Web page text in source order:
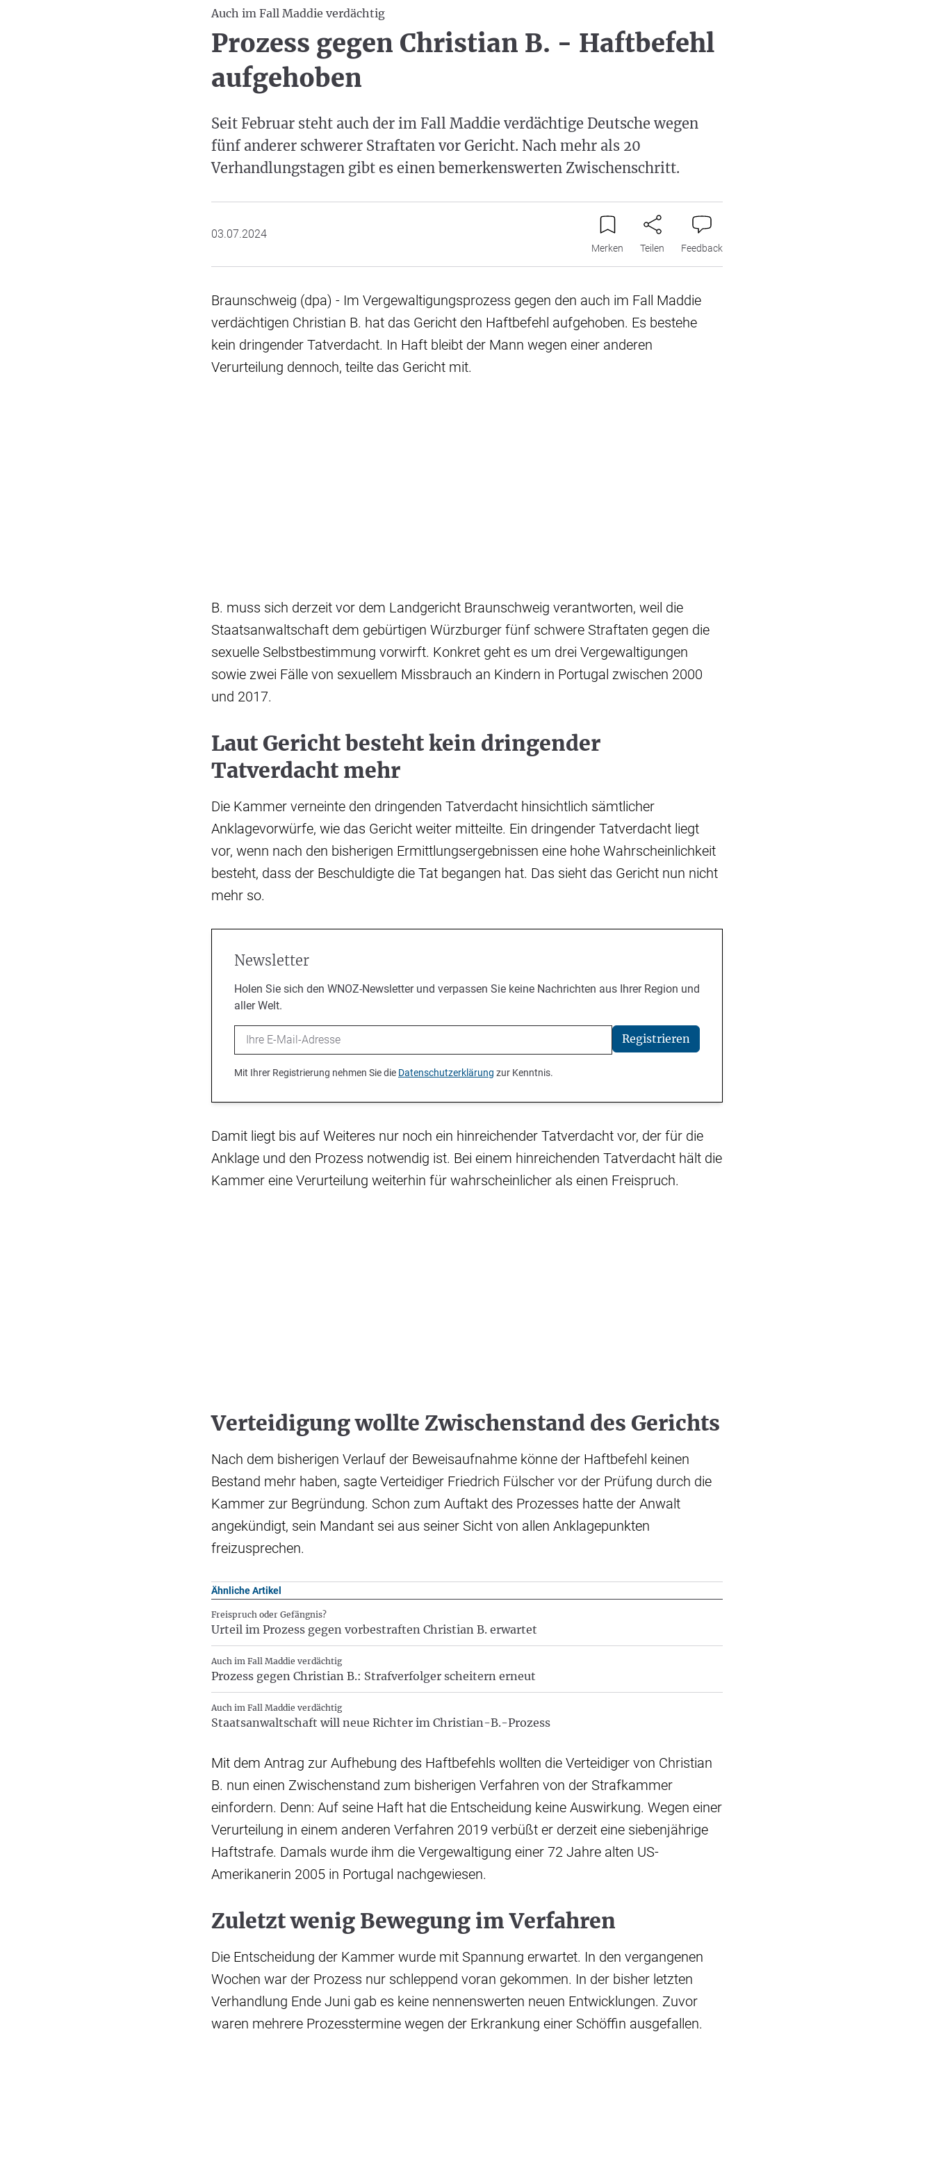
Auch im Fall Maddie verdächtig
Prozess gegen Christian B. - Haftbefehl
aufgehoben
Seit Februar steht auch der im Fall Maddie verdächtige Deutsche wegen
fünf anderer schwerer Straftaten vor Gericht. Nach mehr als 20
Verhandlungstagen gibt es einen bemerkenswerten Zwischenschritt.
03.07.2024
Merken Teilen Feedback
Braunschweig (dpa) - Im Vergewaltigungsprozess gegen den auch im Fall Maddie
verdächtigen Christian B. hat das Gericht den Haftbefehl aufgehoben. Es bestehe
kein dringender Tatverdacht. In Haft bleibt der Mann wegen einer anderen
Verurteilung dennoch, teilte das Gericht mit.
B. muss sich derzeit vor dem Landgericht Braunschweig verantworten, weil die
Staatsanwaltschaft dem gebürtigen Würzburger fünf schwere Straftaten gegen die
sexuelle Selbstbestimmung vorwirft. Konkret geht es um drei Vergewaltigungen
sowie zwei Fälle von sexuellem Missbrauch an Kindern in Portugal zwischen 2000
und 2017.
Laut Gericht besteht kein dringender
Tatverdacht mehr
Die Kammer verneinte den dringenden Tatverdacht hinsichtlich sämtlicher
Anklagevorwürfe, wie das Gericht weiter mitteilte. Ein dringender Tatverdacht liegt
vor, wenn nach den bisherigen Ermittlungsergebnissen eine hohe Wahrscheinlichkeit
besteht, dass der Beschuldigte die Tat begangen hat. Das sieht das Gericht nun nicht
mehr so.
Newsletter
Holen Sie sich den WNOZ-Newsletter und verpassen Sie keine Nachrichten aus Ihrer Region und
aller Welt.
Email Registrieren
Mit Ihrer Registrierung nehmen Sie die Datenschutzerklärung zur Kenntnis.
Damit liegt bis auf Weiteres nur noch ein hinreichender Tatverdacht vor, der für die
Anklage und den Prozess notwendig ist. Bei einem hinreichenden Tatverdacht hält die
Kammer eine Verurteilung weiterhin für wahrscheinlicher als einen Freispruch.
Verteidigung wollte Zwischenstand des Gerichts
Nach dem bisherigen Verlauf der Beweisaufnahme könne der Haftbefehl keinen
Bestand mehr haben, sagte Verteidiger Friedrich Fülscher vor der Prüfung durch die
Kammer zur Begründung. Schon zum Auftakt des Prozesses hatte der Anwalt
angekündigt, sein Mandant sei aus seiner Sicht von allen Anklagepunkten
freizusprechen.
Ähnliche Artikel
Freispruch oder Gefängnis?
Urteil im Prozess gegen vorbestraften Christian B. erwartet
Auch im Fall Maddie verdächtig
Prozess gegen Christian B.: Strafverfolger scheitern erneut
Auch im Fall Maddie verdächtig
Staatsanwaltschaft will neue Richter im Christian-B.-Prozess
Mit dem Antrag zur Aufhebung des Haftbefehls wollten die Verteidiger von Christian
B. nun einen Zwischenstand zum bisherigen Verfahren von der Strafkammer
einfordern. Denn: Auf seine Haft hat die Entscheidung keine Auswirkung. Wegen einer
Verurteilung in einem anderen Verfahren 2019 verbüßt er derzeit eine siebenjährige
Haftstrafe. Damals wurde ihm die Vergewaltigung einer 72 Jahre alten US-
Amerikanerin 2005 in Portugal nachgewiesen.
Zuletzt wenig Bewegung im Verfahren
Die Entscheidung der Kammer wurde mit Spannung erwartet. In den vergangenen
Wochen war der Prozess nur schleppend voran gekommen. In der bisher letzten
Verhandlung Ende Juni gab es keine nennenswerten neuen Entwicklungen. Zuvor
waren mehrere Prozesstermine wegen der Erkrankung einer Schöffin ausgefallen.